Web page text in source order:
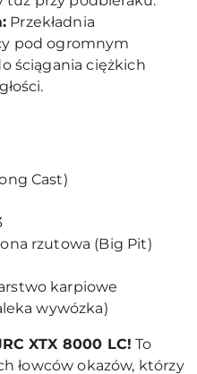
Przekładnia
pod ogromnym
ściągania ciężkich
Cast)
rzutowa (Big Pit)
karpiowe
wywózka)
XTX 8000 LC! To
łowców okazów, którzy